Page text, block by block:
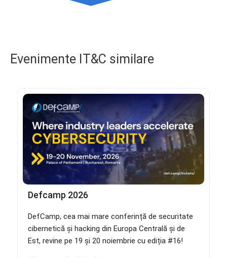
Evenimente IT&C similare
Defcamp 2026
DefCamp, cea mai mare conferință de securitate
cibernetică și hacking din Europa Centrală și de
Est, revine pe 19 și 20 noiembrie cu ediția #16!